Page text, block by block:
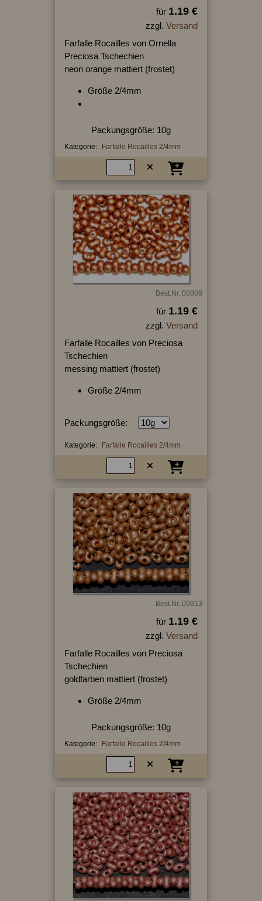
für 1.19 €
zzgl. Versand
Farfalle Rocailles von Ornella
Preciosa Tschechien
neon orange mattiert (frostet)
Größe 2/4mm
Packungsgröße: 10g
Kategorie: Farfalle Rocailles 2/4mm
Best.Nr.:00808
für 1.19 €
zzgl. Versand
Farfalle Rocailles von Preciosa
Tschechien
messing mattiert (frostet)
Größe 2/4mm
Packungsgröße:
Kategorie: Farfalle Rocailles 2/4mm
Best.Nr.:00813
für 1.19 €
zzgl. Versand
Farfalle Rocailles von Preciosa
Tschechien
goldfarben mattiert (frostet)
Größe 2/4mm
Packungsgröße: 10g
Kategorie: Farfalle Rocailles 2/4mm